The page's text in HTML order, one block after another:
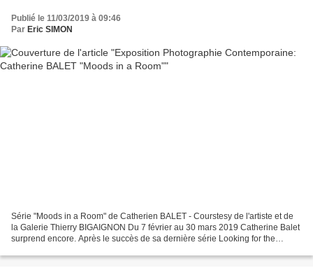
Publié le 11/03/2019 à 09:46
Par Eric SIMON
Série "Moods in a Room" de Catherien BALET - Courstesy de l'artiste et de
la Galerie Thierry BIGAIGNON Du 7 février au 30 mars 2019 Catherine Balet
surprend encore. Après le succès de sa dernière série Looking for the